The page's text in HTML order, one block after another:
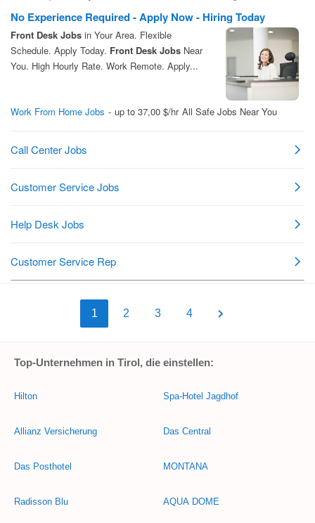
1 2 3 4
Top-Unternehmen in Tirol, die einstellen:
Hilton
Allianz Versicherung
Das Posthotel
Radisson Blu
Spa-Hotel Jagdhof
Das Central
MONTANA
AQUA DOME